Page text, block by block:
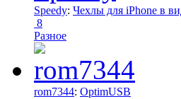
Speedy: Чехлы для iPhone в
8
Разное
rom7344: OptimUSB